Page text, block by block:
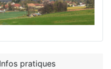
Infos pratiques